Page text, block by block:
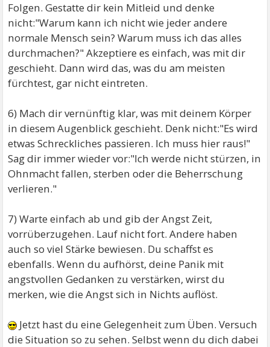
Folgen. Gestatte dir kein Mitleid und denke
nicht:"Warum kann ich nicht wie jeder andere
normale Mensch sein? Warum muss ich das alles
durchmachen?" Akzeptiere es einfach, was mit dir
geschieht. Dann wird das, was du am meisten
fürchtest, gar nicht eintreten.
6) Mach dir vernünftig klar, was mit deinem Körper
in diesem Augenblick geschieht. Denk nicht:"Es wird
etwas Schreckliches passieren. Ich muss hier raus!"
Sag dir immer wieder vor:"Ich werde nicht stürzen, in
Ohnmacht fallen, sterben oder die Beherrschung
verlieren."
7) Warte einfach ab und gib der Angst Zeit,
vorrüberzugehen. Lauf nicht fort. Andere haben
auch so viel Stärke bewiesen. Du schaffst es
ebenfalls. Wenn du aufhörst, deine Panik mit
angstvollen Gedanken zu verstärken, wirst du
merken, wie die Angst sich in Nichts auflöst.
Jetzt hast du eine Gelegenheit zum Üben. Versuch
die Situation so zu sehen. Selbst wenn du dich dabei